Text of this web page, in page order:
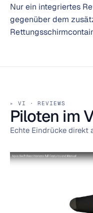
Nur ein integriertes
gegenüber dem
VI · REVIEWS
Piloten im
Echte Eindrücke direkt